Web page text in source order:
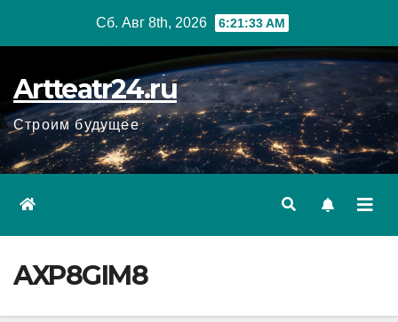
Сб. Авг 8th, 2026 6:21:34 AM
Artteatr24.ru
Строим будущее
AXP8GIM8